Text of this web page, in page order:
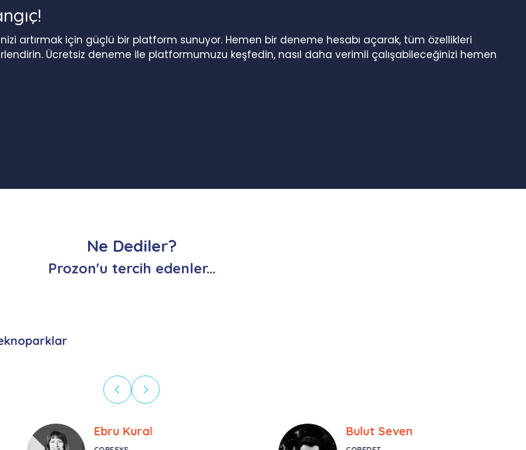
artırmak için güçlü bir platform sunuyor. Hemen bir deneme hesabı açarak, tüm özellikleri
Ücretsiz deneme ile platformumuzu keşfedin, nasıl daha verimli çalışabileceğinizi hemen
Ne Dediler?
Prozon'u tercih edenler...
Ebru Kural Bulut Seven